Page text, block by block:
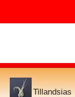
Tillandsias